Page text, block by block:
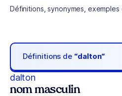
Définitions, synonymes, exemples
Définitions de “dalton“
dalton
nom masculin